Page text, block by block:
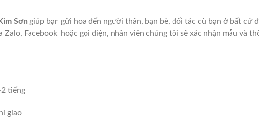
Sơn giúp bạn gửi hoa đến người thân, bạn bè, đối tác dù bạn ở bất cứ
Facebook, hoặc gọi điện, nhân viên chúng tôi sẽ xác nhận mẫu và
tiếng
giao